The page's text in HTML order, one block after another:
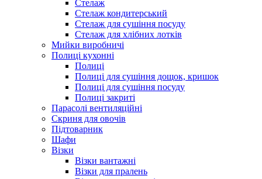
Стелаж
Стелаж кондитерський
Стелаж для сушіння посуду
Стелаж для хлібних лотків
Мийки виробничі
Полиці кухонні
Полиці
Полиці для сушіння дощок, кришок
Полиці для сушіння посуду
Полиці закриті
Парасолі вентиляційні
Скриня для овочів
Підтоварник
Шафи
Візки
Візки вантажні
Візки для пралень